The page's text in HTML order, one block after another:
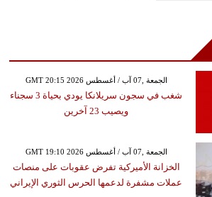
GMT 20:15 2026 الجمعة ,07 آب / أغسطس
شغب في سجون سريلانكا يودي بحياة 3 سجناء
ويصيب 23 آخرين
GMT 19:10 2026 الجمعة ,07 آب / أغسطس
الخزانة الأميركية تفرض عقوبات على منصات
عملات مشفرة لدعمها الحرس الثوري الإيراني